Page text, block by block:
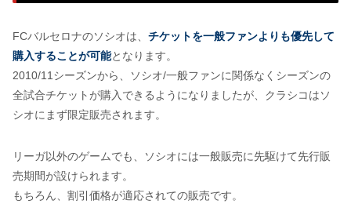
FCバルセロナのソシオは、 チケットを一般ファンよりも優先して
購入することが可能となります。
2010/11シーズンから、ソシオ/一般ファンに関係なくシーズンの
全試合チケットが購入できるようになりましたが、クラシコはソ
シオにまず限定販売されます。
リーガ以外のゲームでも、ソシオには一般販売に先駆けて先行販
売期間が設けられます。
もちろん、割引価格が適応されての販売です。